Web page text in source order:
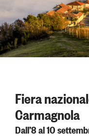
Fiera
Carmagnola
Dall’8 al 10